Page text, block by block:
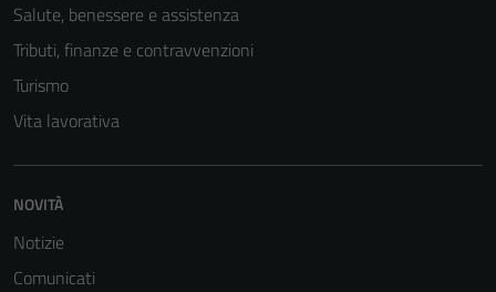
Salute, benessere e assistenza
Tributi, finanze e contravvenzioni
Turismo
Vita lavorativa
NOVITÀ
Notizie
Comunicati
disabilitati.